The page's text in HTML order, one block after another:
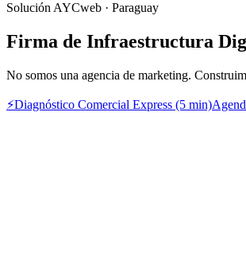
Solución AYCweb · Paraguay
Firma de Infraestructura
No somos una agencia de marketing.
⚡Diagnóstico Comercial Express (5 min)